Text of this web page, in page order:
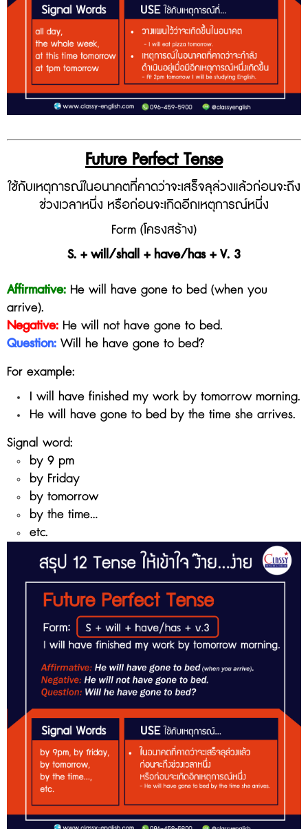
FuturePerfectTense
ใช้กับเหตุการณ์ในอนาคตที่คาดว่าจะเสร็จลุล่วงแล้วก่อนจะถึง
ช่วงเวลาหนึ่ง หรือก่อนจะเกิดอีกเหตุการณ์หนึ่ง
Form (โครงสร้าง)
S. + will/shall + have/has + V. 3
Affirmative: He will have gone to bed (when you
arrive).
Negative: He will not have gone to bed.
Question: Will he have gone to bed?
For example:
I will have finished my work by tomorrow morning.
He will have gone to bed by the time she arrives.
Signal word:
by 9 pm
by Friday
by tomorrow
by the time...
etc.